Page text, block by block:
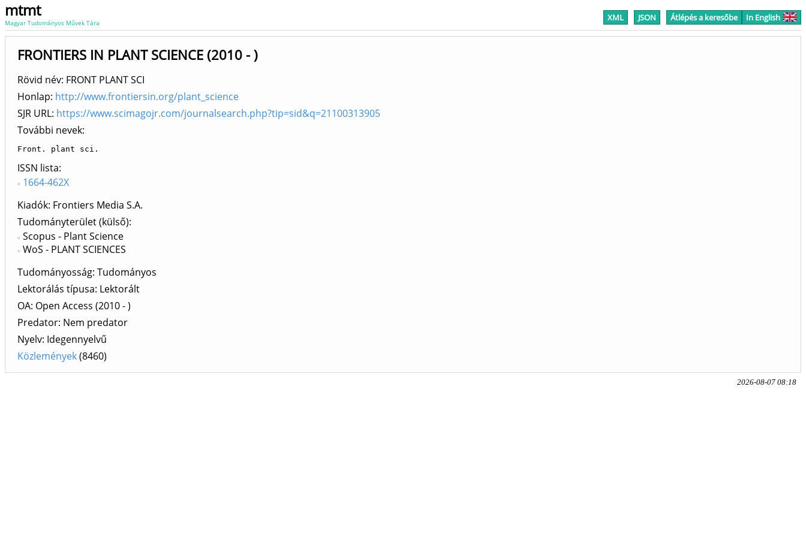
mtmt
Magyar Tudományos Művek Tára XML JSON Átlépés a keresőbe In English
FRONTIERS IN PLANT SCIENCE (2010 - )
Rövid név: FRONT PLANT SCI
Honlap: http://www.frontiersin.org/plant_science
SJR URL: https://www.scimagojr.com/journalsearch.php?tip=sid&q=21100313905
További nevek:
Front. plant sci.
ISSN lista
1664-462X
Kiadók Frontiers Media S.A.
Tudományterület (külső)
Scopus - Plant Science
WoS - PLANT SCIENCES
Tudományosság: Tudományos
Lektorálás típusa: Lektorált
OA: Open Access (2010 - )
Predator: Nem predator
Nyelv: Idegennyelvű
Közlemények(8460)
2026-08-07 08:18